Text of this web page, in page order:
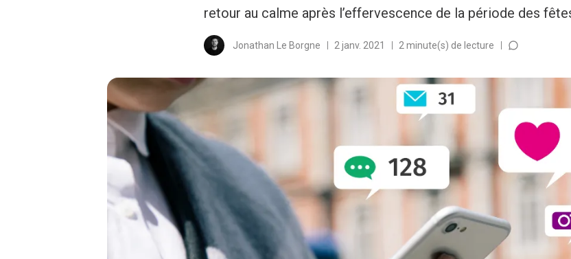
retour au calme après l’effervescence de la période des
Jonathan Le Borgne 2 janv. 2021 2 minute(s) de lecture